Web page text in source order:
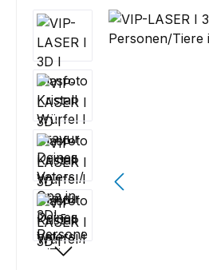
Bildergalerie überspringen